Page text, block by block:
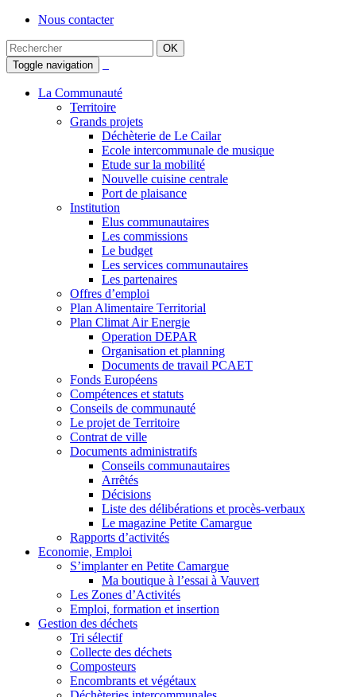
Nous contacter
Toggle navigation
La Communauté
Territoire
Grands projets
Déchèterie de Le Cailar
Ecole intercommunale de musique
Etude sur la mobilité
Nouvelle cuisine centrale
Port de plaisance
Institution
Elus communautaires
Les commissions
Le budget
Les services communautaires
Les partenaires
Offres d’emploi
Plan Alimentaire Territorial
Plan Climat Air Energie
Operation DEPAR
Organisation et planning
Documents de travail PCAET
Fonds Européens
Compétences et statuts
Conseils de communauté
Le projet de Territoire
Contrat de ville
Documents administratifs
Conseils communautaires
Arrêtés
Décisions
Liste des délibérations et procès-verbaux
Le magazine Petite Camargue
Rapports d’activités
Economie, Emploi
S’implanter en Petite Camargue
Ma boutique à l’essai à Vauvert
Les Zones d’Activités
Emploi, formation et insertion
Gestion des déchets
Tri sélectif
Collecte des déchets
Composteurs
Encombrants et végétaux